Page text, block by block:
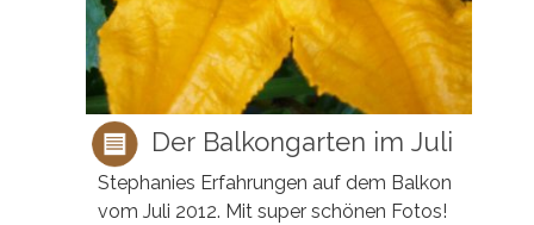
Der Balkongarten im Juli
Stephanies Erfahrungen auf dem Balkon
vom Juli 2012. Mit super schönen Fotos!